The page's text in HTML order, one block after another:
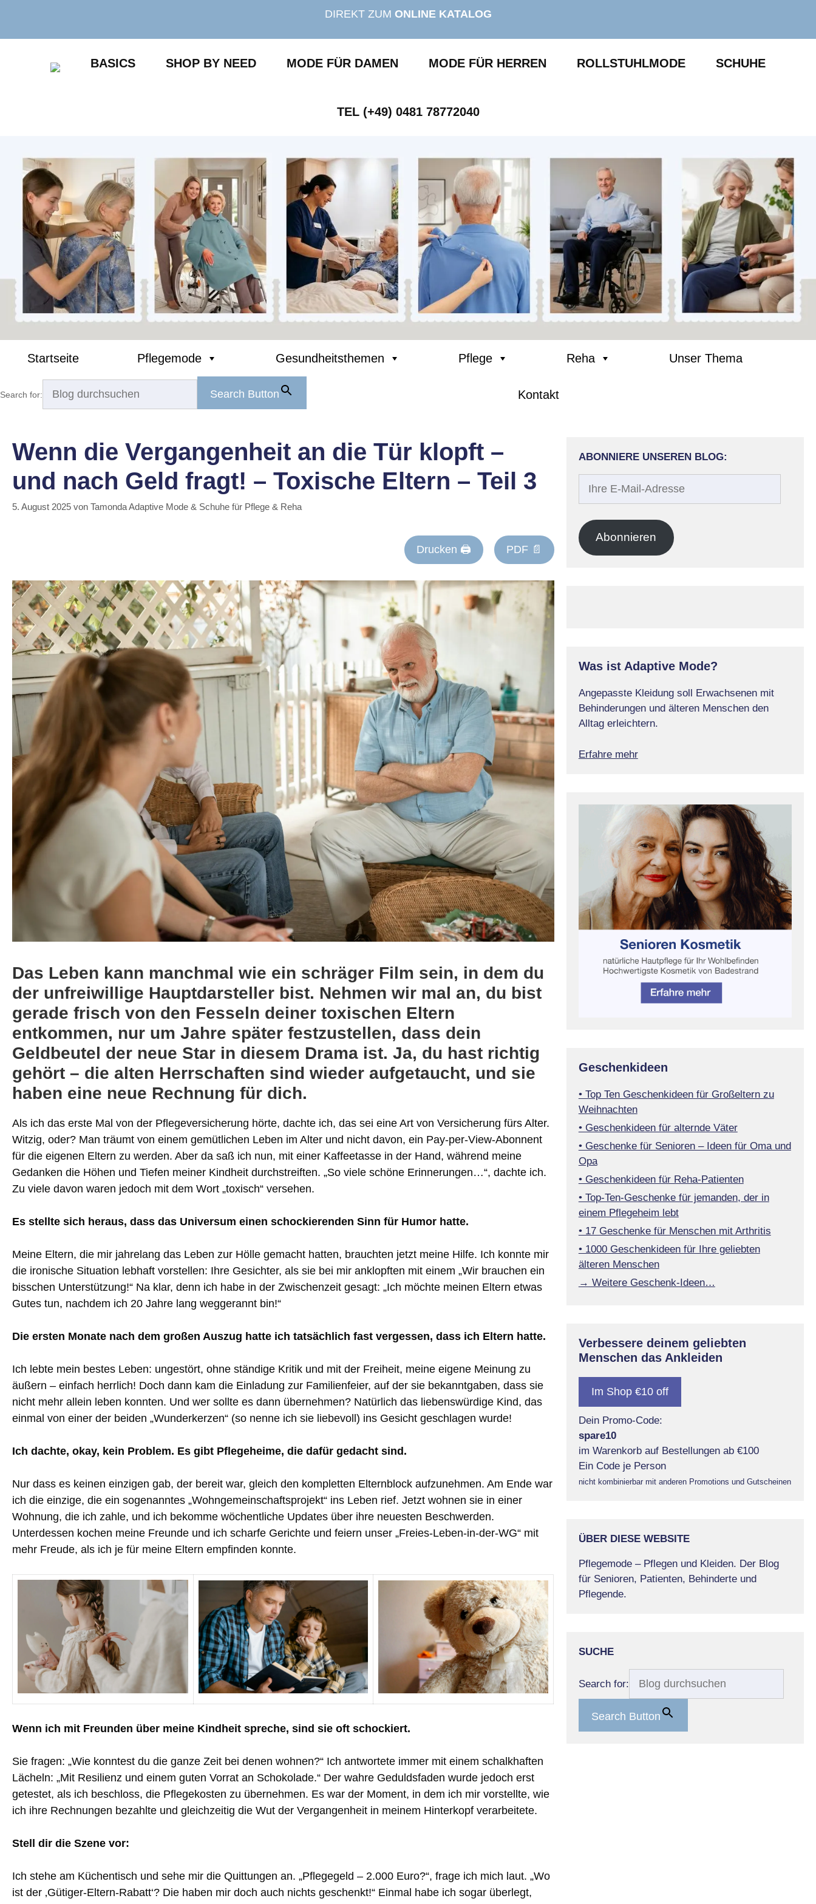
springen
DIREKT ZUM ONLINE KATALOG
BASICS SHOP BY NEED MODE FÜR DAMEN MODE FÜR HERREN ROLLSTUHLMODE SCHUHE
TEL (+49) 0481 78772040
Startseite Pflegemode Gesundheitsthemen Pflege Reha Unser Thema
Kontakt
Search for: Search Button
Wenn die Vergangenheit an die Tür klopft –
und nach Geld fragt! – Toxische Eltern – Teil 3
5. August 2025 von Tamonda Adaptive Mode & Schuhe für Pflege & Reha
Drucken 🖨 PDF 📄
Das Leben kann manchmal wie ein schräger Film sein, in dem du
der unfreiwillige Hauptdarsteller bist. Nehmen wir mal an, du bist
gerade frisch von den Fesseln deiner toxischen Eltern
entkommen, nur um Jahre später festzustellen, dass dein
Geldbeutel der neue Star in diesem Drama ist. Ja, du hast richtig
gehört – die alten Herrschaften sind wieder aufgetaucht, und sie
haben eine neue Rechnung für dich.
Als ich das erste Mal von der Pflegeversicherung hörte, dachte ich, das sei eine Art von Versicherung fürs Alter.
Witzig, oder? Man träumt von einem gemütlichen Leben im Alter und nicht davon, ein Pay-per-View-Abonnent
für die eigenen Eltern zu werden. Aber da saß ich nun, mit einer Kaffeetasse in der Hand, während meine
Gedanken die Höhen und Tiefen meiner Kindheit durchstreiften. „So viele schöne Erinnerungen…“, dachte ich.
Zu viele davon waren jedoch mit dem Wort „toxisch“ versehen.
Es stellte sich heraus, dass das Universum einen schockierenden Sinn für Humor hatte.
Meine Eltern, die mir jahrelang das Leben zur Hölle gemacht hatten, brauchten jetzt meine Hilfe. Ich konnte mir
die ironische Situation lebhaft vorstellen: Ihre Gesichter, als sie bei mir anklopften mit einem „Wir brauchen ein
bisschen Unterstützung!“ Na klar, denn ich habe in der Zwischenzeit gesagt: „Ich möchte meinen Eltern etwas
Gutes tun, nachdem ich 20 Jahre lang weggerannt bin!“
Die ersten Monate nach dem großen Auszug hatte ich tatsächlich fast vergessen, dass ich Eltern hatte.
Ich lebte mein bestes Leben: ungestört, ohne ständige Kritik und mit der Freiheit, meine eigene Meinung zu
äußern – einfach herrlich! Doch dann kam die Einladung zur Familienfeier, auf der sie bekanntgaben, dass sie
nicht mehr allein leben konnten. Und wer sollte es dann übernehmen? Natürlich das liebenswürdige Kind, das
einmal von einer der beiden „Wunderkerzen“ (so nenne ich sie liebevoll) ins Gesicht geschlagen wurde!
Ich dachte, okay, kein Problem. Es gibt Pflegeheime, die dafür gedacht sind.
Nur dass es keinen einzigen gab, der bereit war, gleich den kompletten Elternblock aufzunehmen. Am Ende war
ich die einzige, die ein sogenanntes „Wohngemeinschaftsprojekt“ ins Leben rief. Jetzt wohnen sie in einer
Wohnung, die ich zahle, und ich bekomme wöchentliche Updates über ihre neuesten Beschwerden.
Unterdessen kochen meine Freunde und ich scharfe Gerichte und feiern unser „Freies-Leben-in-der-WG“ mit
mehr Freude, als ich je für meine Eltern empfinden konnte.
Wenn ich mit Freunden über meine Kindheit spreche, sind sie oft schockiert.
Sie fragen: „Wie konntest du die ganze Zeit bei denen wohnen?“ Ich antwortete immer mit einem schalkhaften
Lächeln: „Mit Resilienz und einem guten Vorrat an Schokolade.“ Der wahre Geduldsfaden wurde jedoch erst
getestet, als ich beschloss, die Pflegekosten zu übernehmen. Es war der Moment, in dem ich mir vorstellte, wie
ich ihre Rechnungen bezahlte und gleichzeitig die Wut der Vergangenheit in meinem Hinterkopf verarbeitete.
Stell dir die Szene vor:
Ich stehe am Küchentisch und sehe mir die Quittungen an. „Pflegegeld – 2.000 Euro?“, frage ich mich laut. „Wo
ist der ‚Gütiger-Eltern-Rabatt‘? Die haben mir doch auch nichts geschenkt!“ Einmal habe ich sogar überlegt,
ABONNIERE UNSEREN BLOG:
Adresse
Abonnieren
Was ist Adaptive Mode?
Angepasste Kleidung soll Erwachsenen mit
Behinderungen und älteren Menschen den
Alltag erleichtern.
Erfahre mehr
Geschenkideen
• Top Ten Geschenkideen für Großeltern zu
Weihnachten
• Geschenkideen für alternde Väter
• Geschenke für Senioren – Ideen für Oma und
Opa
• Geschenkideen für Reha-Patienten
• Top-Ten-Geschenke für jemanden, der in
einem Pflegeheim lebt
• 17 Geschenke für Menschen mit Arthritis
• 1000 Geschenkideen für Ihre geliebten
älteren Menschen
→ Weitere Geschenk-Ideen…
Verbessere deinem geliebten
Menschen das Ankleiden
Im Shop €10 off
Dein Promo-Code:
spare10
im Warenkorb auf Bestellungen ab €100
Ein Code je Person
nicht kombinierbar mit anderen Promotions und Gutscheinen
ÜBER DIESE WEBSITE
Pflegemode – Pflegen und Kleiden. Der Blog
für Senioren, Patienten, Behinderte und
Pflegende.
SUCHE
Search for:
Search Button